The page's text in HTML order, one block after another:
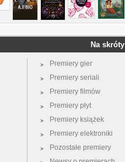
Na skróty
Premiery gier
Premiery seriali
Premiery filmów
Premiery płyt
Premiery książek
Premiery elektroniki
Pozostałe premiery